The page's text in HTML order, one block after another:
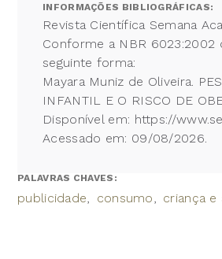
INFORMAÇÕES BIBLIOGRÁFICAS:
Revista Científica Semana
Conforme a NBR
seguinte forma:
Mayara Muniz de Oliveira.
INFANTIL E O RISCO DE
Disponível em: https://
Acessado em: 09/08/2026.
PALAVRAS CHAVES:
publicidade consumo criança e